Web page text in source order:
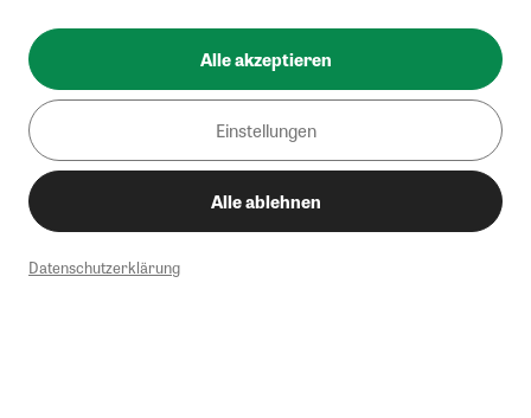
Alle akzeptieren
Einstellungen
Alle ablehnen
Datenschutzerklärung